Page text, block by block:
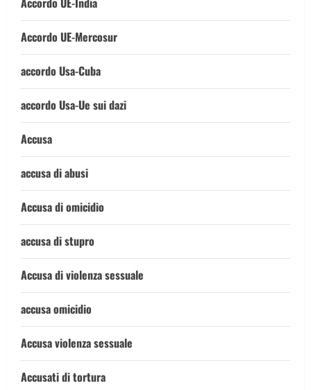
Accordo UE-Mercosur
accordo Usa-Cuba
accordo Usa-Ue sui dazi
Accusa
accusa di abusi
Accusa di omicidio
accusa di stupro
Accusa di violenza sessuale
accusa omicidio
Accusa violenza sessuale
Accusati di tortura